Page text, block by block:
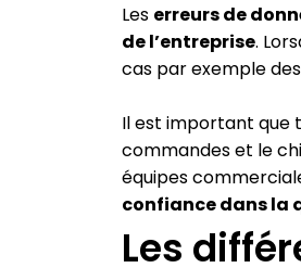
Les erreurs de
de l’entreprise.
cas par exemple
Il est important que
commandes et le
équipes
confiance dans la
Les